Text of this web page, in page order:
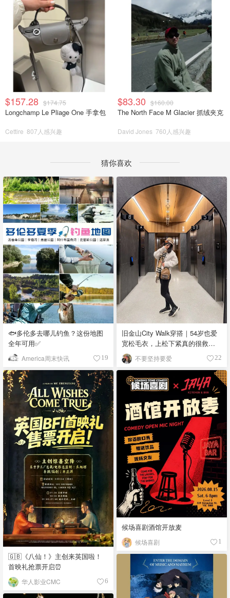
$157.28 $174.75
Longchamp Le Pliage One 手拿包
Cettire 807人感兴趣
$83.30 $160.00
The North Face M Glacier 抓绒夹克
David Jones 760人感兴趣
猜你喜欢
🐟多伦多去哪儿钓鱼？这份地图
全年可用✅
America周末快讯 19
旧金山City Walk穿搭｜54岁也爱
宽松毛衣，上松下紧真的很救比
例
不要坚持要爱 22
🇬🇧《八仙！》主创来英国啦！
首映礼抢票开启⏰
华人影业CMC 6
候场喜剧酒馆开放麦
候场喜剧 1